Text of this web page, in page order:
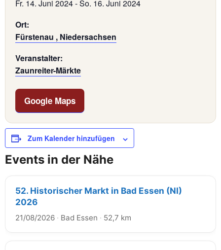
Fr. 14. Juni 2024-So. 16. Juni 2024
Ort:
Fürstenau , Niedersachsen
Veranstalter:
Zaunreiter-Märkte
Google Maps
Zum Kalender hinzufügen
Events in der Nähe
52. Historischer Markt in Bad Essen (NI)
2026
21/08/2026 · Bad Essen · 52,7 km